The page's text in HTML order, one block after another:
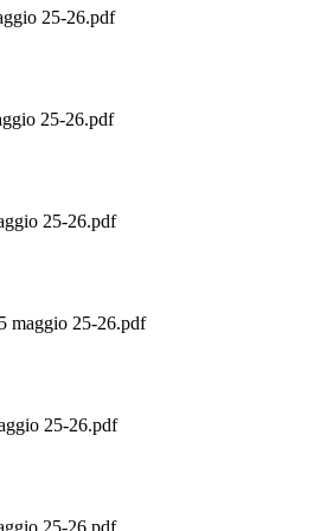
25-26.pdf
25-26.pdf
25-26.pdf
maggio 25-26.pdf
25-26.pdf
25-26.pdf